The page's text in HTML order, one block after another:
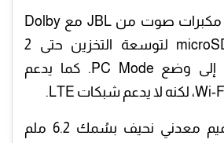
يدعم الجهاز أربعة مكبرات صوت من JBL مع Dolby
Atmos، ومنفذ microSD لتوسعة التخزين حتى 2
تيرابايت، بالإضافة إلى وضع PC Mode. كما يدعم
ويأتي الجهاز بتصميم معدني نحيف بسُمك 6.2 ملم